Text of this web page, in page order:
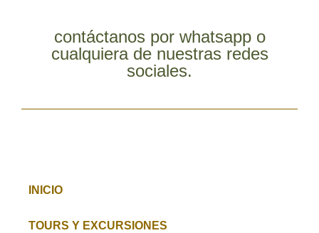
contáctanos por whatsapp o
cualquiera de nuestras redes
sociales.
INICIO
TOURS Y EXCURSIONES